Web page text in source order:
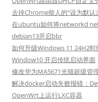
去掉Chrome烦人的“设为默认
在ubuntu如何将networkd
debian13开启bbr
如何升级Windows 11 24H2
Window10 开启传统启动界面
修改华为MA5671光猫超级管
解决docker启动失败报错：
OpenWrt上运行LXC容器